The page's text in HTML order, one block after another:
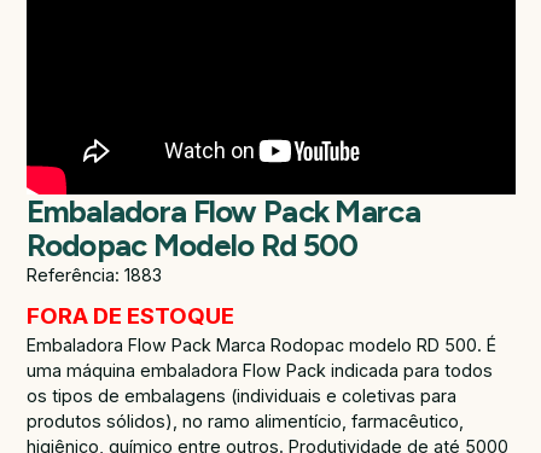
Embaladora Flow Pack Marca
Rodopac Modelo Rd 500
Referência: 1883
FORA DE ESTOQUE
Embaladora Flow Pack Marca Rodopac modelo RD 500. É
uma máquina embaladora Flow Pack indicada para todos
os tipos de embalagens (individuais e coletivas para
produtos sólidos), no ramo alimentício, farmacêutico,
higiênico, químico entre outros. Produtividade de até 5000